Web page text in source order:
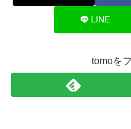
LINE
tomoを